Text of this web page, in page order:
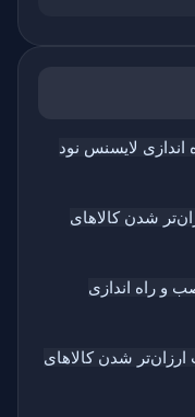
لایسنس نود
شدن کالاهای
و راه اندازی
ارزان‌تر شدن کالاهای